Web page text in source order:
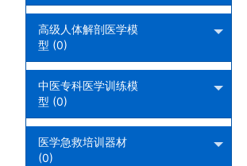
高级人体解剖医学模
型 (0)
中医专科医学训练模
型 (0)
医学急救培训器材
(0)